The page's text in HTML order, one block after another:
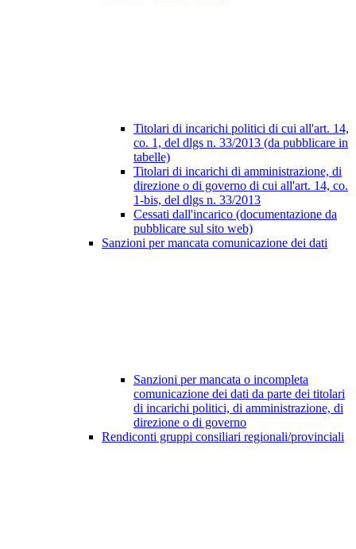
Titolari di incarichi politici di cui all'art. 14,
co. 1, del dlgs n. 33/2013 (da pubblicare in
tabelle)
Titolari di incarichi di amministrazione, di
direzione o di governo di cui all'art. 14, co.
1-bis, del dlgs n. 33/2013
Cessati dall'incarico (documentazione da
pubblicare sul sito web)
Sanzioni per mancata comunicazione dei dati
Sanzioni per mancata o incompleta
comunicazione dei dati da parte dei titolari
di incarichi politici, di amministrazione, di
direzione o di governo
Rendiconti gruppi consiliari regionali/provinciali